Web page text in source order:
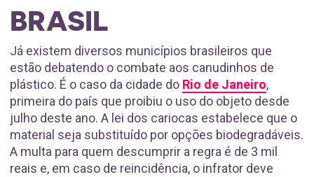
BRASIL
Já existem diversos municípios brasileiros que
estão debatendo o combate aos canudinhos de
plástico. É o caso da cidade do Rio de Janeiro,
primeira do país que proibiu o uso do objeto desde
julho deste ano. A lei dos cariocas estabelece que o
material seja substituído por opções biodegradáveis.
A multa para quem descumprir a regra é de 3 mil
reais e, em caso de reincidência, o infrator deve